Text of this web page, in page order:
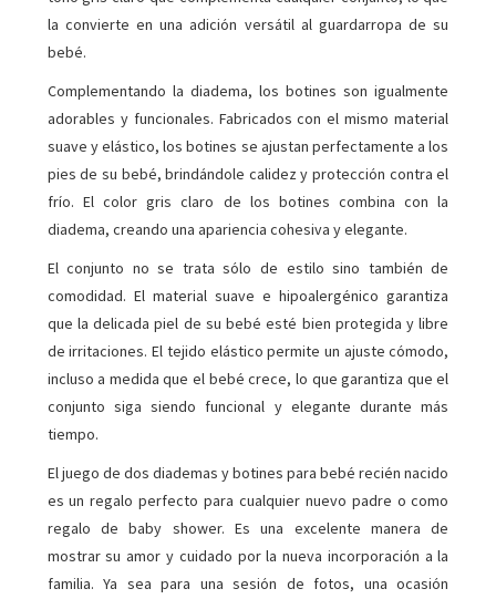
la convierte en una adición versátil al guardarropa de su
bebé.
Complementando la diadema, los botines son igualmente
adorables y funcionales. Fabricados con el mismo material
suave y elástico, los botines se ajustan perfectamente a los
pies de su bebé, brindándole calidez y protección contra el
frío. El color gris claro de los botines combina con la
diadema, creando una apariencia cohesiva y elegante.
El conjunto no se trata sólo de estilo sino también de
comodidad. El material suave e hipoalergénico garantiza
que la delicada piel de su bebé esté bien protegida y libre
de irritaciones. El tejido elástico permite un ajuste cómodo,
incluso a medida que el bebé crece, lo que garantiza que el
conjunto siga siendo funcional y elegante durante más
tiempo.
El juego de dos diademas y botines para bebé recién nacido
es un regalo perfecto para cualquier nuevo padre o como
regalo de baby shower. Es una excelente manera de
mostrar su amor y cuidado por la nueva incorporación a la
familia. Ya sea para una sesión de fotos, una ocasión